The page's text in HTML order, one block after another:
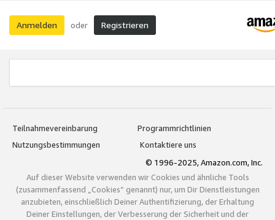
Anmelden oder Registrieren
Teilnahmevereinbarung
Programmrichtlinien
Nutzungsbestimmungen
Kontaktiere uns
© 1996-2025, Amazon.com, Inc.
Auf dieser Website verwenden wir Cookies und ähnliche Tools
(zusammenfassend „Cookies“ genannt) nur, um Dir Dienstleistungen
anzubieten, einschließlich Deiner Authentifizierung, der Erhaltung
Deiner Einstellungen, der Verbesserung der Sicherheit und der